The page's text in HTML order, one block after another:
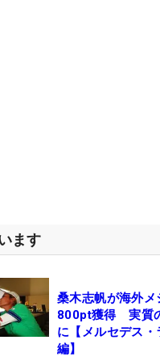
いたいと思います」と
挑む。
位としていたエイミー
7アンダー・22位タイに
浮上。見事、逆転で40
日間はあっという間で
ます
桑木志帆が海外
800pt獲得 実質
に【メルセデス
編】